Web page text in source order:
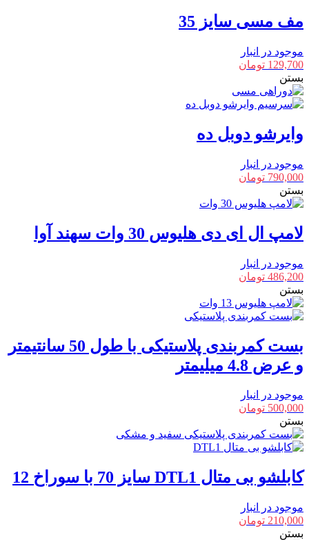
مف مسی سایز 35
موجود در انبار
129,700 تومان
بستن
وایرشو دوبل ده
موجود در انبار
790,000 تومان
بستن
لامپ ال ای دی هلیوس 30 وات سهند آوا
موجود در انبار
486,200 تومان
بستن
بست کمربندی پلاستیکی با طول 50 سانتیمتر
و عرض 4.8 میلیمتر
موجود در انبار
500,000 تومان
بستن
کابلشو بی متال DTL1 سایز 70 با سوراخ 12
موجود در انبار
210,000 تومان
بستن